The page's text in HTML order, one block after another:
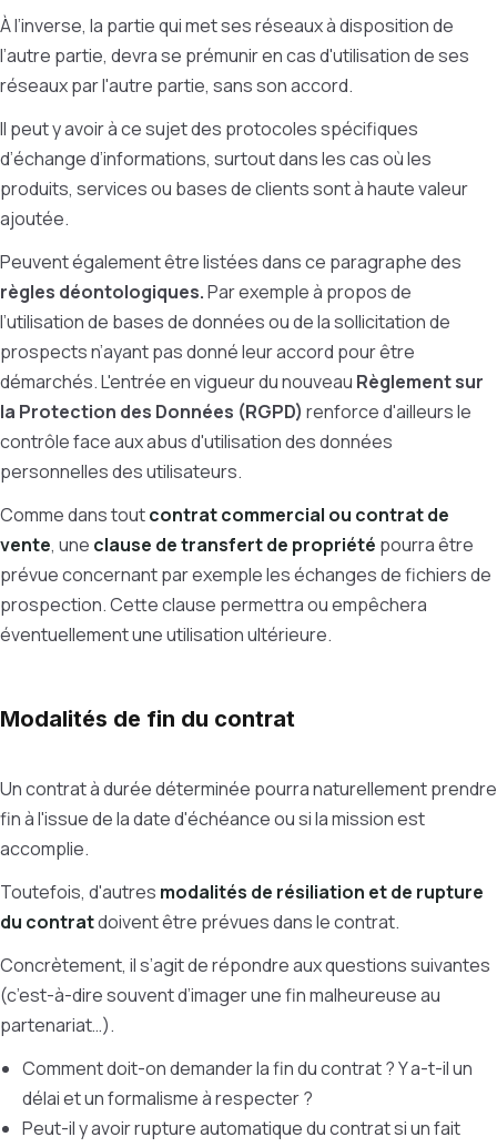
À l’inverse, la partie qui met ses réseaux à disposition de
l’autre partie, devra se prémunir en cas d'utilisation de ses
réseaux par l'autre partie, sans son accord.
Il peut y avoir à ce sujet des protocoles spécifiques
d’échange d’informations, surtout dans les cas où les
produits, services ou bases de clients sont à haute valeur
ajoutée.
Peuvent également être listées dans ce paragraphe des
règles déontologiques.Par exemple à propos de
l’utilisation de bases de données ou de la sollicitation de
prospects n’ayant pas donné leur accord pour être
démarchés. L'entrée en vigueur du nouveau Règlement sur
la Protection des Données (RGPD) renforce d'ailleurs le
contrôle face aux abus d'utilisation des données
personnelles des utilisateurs.
Comme dans toutcontrat commercial ou contrat de
vente, une clause de transfert de propriété pourra être
prévue concernant par exemple les échanges de fichiers de
prospection. Cette clause permettra ou empêchera
éventuellement une utilisation ultérieure.
Modalités de fin du contrat
Un contrat à durée déterminée pourra naturellement prendre
fin à l'issue de la date d'échéance ou si la mission est
accomplie.
Toutefois, d'autres modalités de résiliation et de rupture
du contratdoivent être prévues dans le contrat.
Concrètement, il s’agit de répondre aux questions suivantes
(c’est-à-dire souvent d’imager une fin malheureuse au
partenariat…).
Comment doit-on demander la fin du contrat ? Y a-t-il un
délai et un formalisme à respecter ?
Peut-il y avoir rupture automatique du contrat si un fait